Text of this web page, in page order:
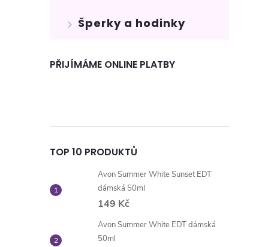
Šperky a hodinky
PŘIJÍMÁME ONLINE PLATBY
TOP 10 PRODUKTŮ
Avon Summer White Sunset EDT
dámská 50ml
149 Kč
Avon Summer White EDT dámská
50ml